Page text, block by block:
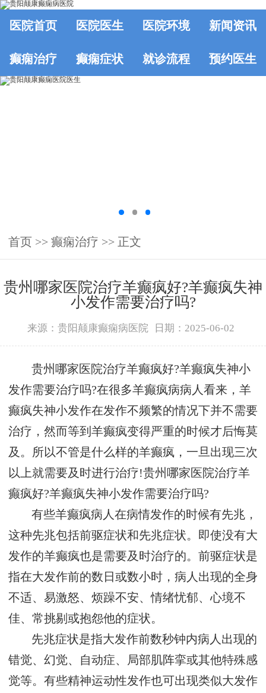
医院首页 医院医生 医院环境 新闻资讯
癫痫治疗 癫痫症状 就诊流程 预约医生
首页 >> 癫痫治疗 >> 正文
贵州哪家医院治疗羊癫疯好?羊癫疯失神
小发作需要治疗吗?
来源：贵阳颠康癫痫病医院 日期：2025-06-02
贵州哪家医院治疗羊癫疯好?羊癫疯失神小
发作需要治疗吗?在很多羊癫疯病病人看来，羊
癫疯失神小发作在发作不频繁的情况下并不需要
治疗，然而等到羊癫疯变得严重的时候才后悔莫
及。所以不管是什么样的羊癫疯，一旦出现三次
以上就需要及时进行治疗!贵州哪家医院治疗羊
癫疯好?羊癫疯失神小发作需要治疗吗?
有些羊癫疯病人在病情发作的时候有先兆，
这种先兆包括前驱症状和先兆症状。即使没有大
发作的羊癫疯也是需要及时治疗的。前驱症状是
指在大发作前的数日或数小时，病人出现的全身
不适、易激怒、烦躁不安、情绪忧郁、心境不
佳、常挑剔或抱怨他的症状。
先兆症状是指大发作前数秒钟内病人出现的
错觉、幻觉、自动症、局部肌阵挛或其他特殊感
觉等。有些精神运动性发作也可出现类似大发作